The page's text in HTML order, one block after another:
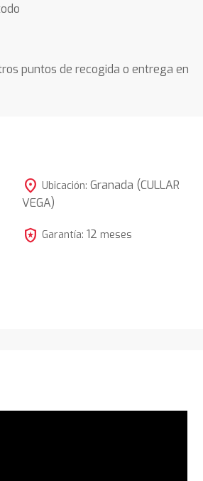
puntos de recogida o entrega en
location_on Ubicación: Granada (CULLAR
VEGA)
local_police Garantía: 12 meses